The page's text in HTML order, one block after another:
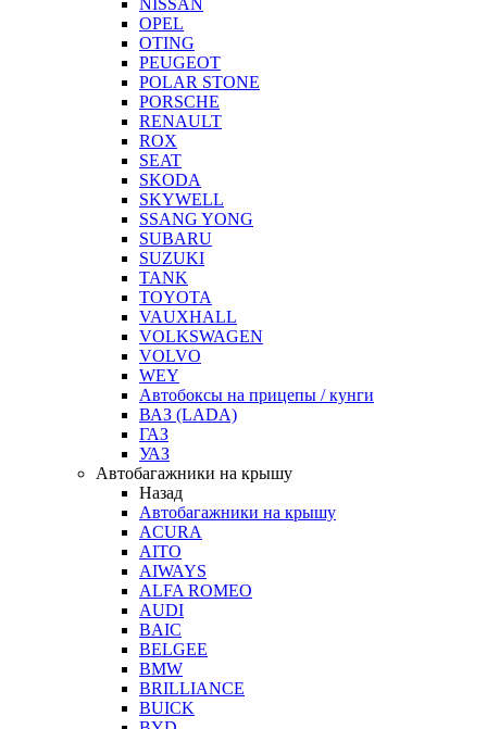
NISSAN
OPEL
OTING
PEUGEOT
POLAR STONE
PORSCHE
RENAULT
ROX
SEAT
SKODA
SKYWELL
SSANG YONG
SUBARU
SUZUKI
TANK
TOYOTA
VAUXHALL
VOLKSWAGEN
VOLVO
WEY
Автобоксы на прицепы / кунги
ВАЗ (LADA)
ГАЗ
УАЗ
Автобагажники на крышу
Назад
Автобагажники на крышу
ACURA
AITO
AIWAYS
ALFA ROMEO
AUDI
BAIC
BELGEE
BMW
BRILLIANCE
BUICK